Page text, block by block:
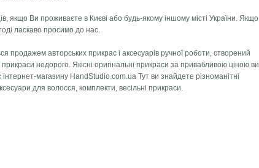
якщо Ви проживаєте в Києві або будь-якому іншому місті України. Якщо
ласкаво просимо до нас.
продажем авторських прикрас і аксесуарів ручної роботи, створений
недорого. Якісні оригінальні прикраси за привабливою ціною ви
магазину HandStudio.com.ua Тут ви знайдете різноманітні
для волосся, комплекти, весільні прикраси.